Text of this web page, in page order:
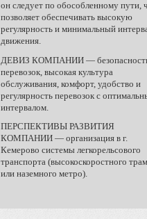
он следует по обособленному пути,
позволяет обеспечивать высокую
регулярность и минимальный
движения.
ДЕВИЗ КОМПАНИИ —
перевозок, высокая культура
обслуживания, комфорт, удобство и
регулярность перевозок с
интервалом.
ПЕРСПЕКТИВЫ РАЗВИТИЯ
КОМПАНИИ — организация в г.
Кемерово системы легкорельсового
транспорта (высокоскоростного
или наземного метро).